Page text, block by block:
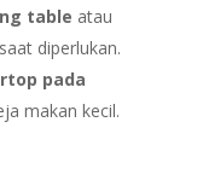
table atau
diperlukan.
pada
makan kecil.